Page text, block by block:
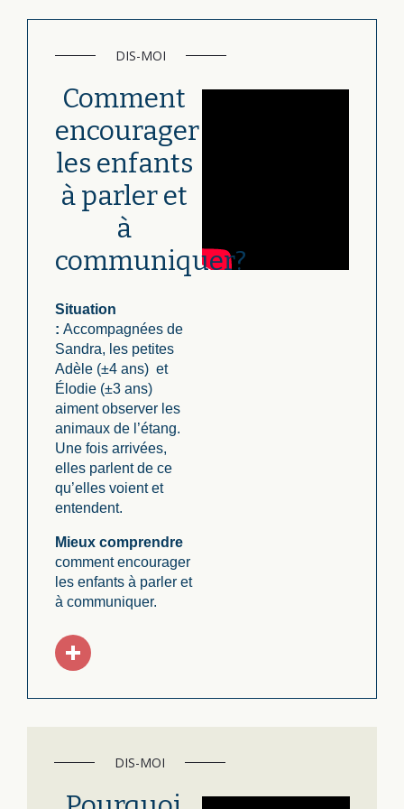
DIS-MOI
Comment
encourager
les enfants
à parler et
à
communiquer?
Situation
: Accompagnées de
Sandra, les petites
Adèle (±4 ans) et
Élodie (±3 ans)
aiment observer les
animaux de l’étang.
Une fois arrivées,
elles parlent de ce
qu’elles voient et
entendent.
Mieux comprendre
comment encourager
les enfants à parler et
à communiquer.
DIS-MOI